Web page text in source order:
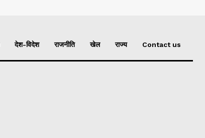
देश-विदेश राजनीति खेल राज्य Contact us